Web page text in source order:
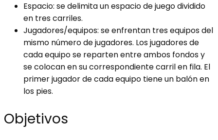
Espacio: se delimita un espacio de juego dividido
en tres carriles.
Jugadores/equipos: se enfrentan tres equipos del
mismo número de jugadores. Los jugadores de
cada equipo se reparten entre ambos fondos y
se colocan en su correspondiente carril en fila. El
primer jugador de cada equipo tiene un balón en
los pies.
Objetivos